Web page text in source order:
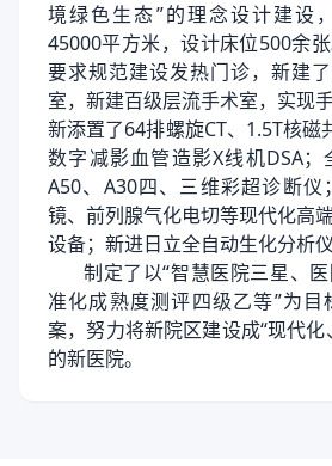
境绿色生态”的理念设计建设
45000平方米，设计床位500余
要求规范建设发热门诊，新建
室，新建百级层流手术室，实现
新添置了64排螺旋CT、1.5T核磁
数字减影血管造影X线机DSA
A50、A30四、三维彩超诊断
镜、前列腺气化电切等现代化高
设备；新进日立全自动生化分析
制定了以“智慧医院三星、
准化成熟度测评四级乙等”为目
案，努力将新院区建设成“现代
的新医院。